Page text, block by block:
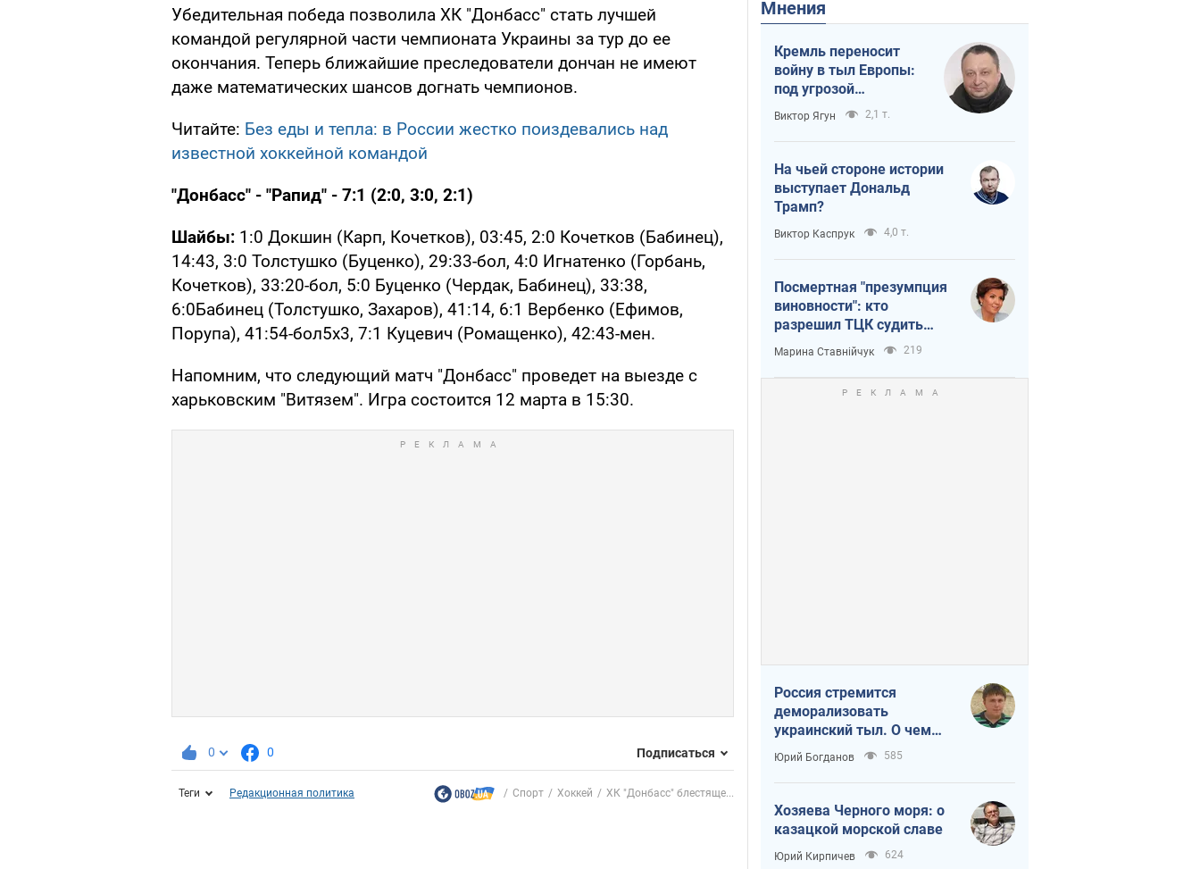
Убедительная победа позволила ХК "Донбасс" стать лучшей
командой регулярной части чемпионата Украины за тур до ее
окончания. Теперь ближайшие преследователи дончан не имеют
даже математических шансов догнать чемпионов.
Читайте: Без еды и тепла: в России жестко поиздевались над
известной хоккейной командой
"Донбасс" - "Рапид" - 7:1 (2:0, 3:0, 2:1)
Шайбы: 1:0 Докшин (Карп, Кочетков), 03:45, 2:0 Кочетков (Бабинец),
14:43, 3:0 Толстушко (Буценко), 29:33-бол, 4:0 Игнатенко (Горбань,
Кочетков), 33:20-бол, 5:0 Буценко (Чердак, Бабинец), 33:38,
6:0Бабинец (Толстушко, Захаров), 41:14, 6:1 Вербенко (Ефимов,
Порупа), 41:54-бол5х3, 7:1 Куцевич (Ромащенко), 42:43-мен.
Напомним, что следующий матч "Донбасс" проведет на выезде с
харьковским "Витязем". Игра состоится 12 марта в 15:30.
0 0 Подписаться
Теги Редакционная политика Спорт Хоккей ХК "Донбасс" блестяще...
Мнения
Кремль переносит
войну в тыл Европы:
под угрозой
критическая
логистика
Виктор Ягун 2,1 т.
На чьей стороне истории
выступает Дональд
Трамп?
Виктор Каспрук 4,0 т.
Посмертная "презумпция
виновности": кто
разрешил ТЦК судить
погибших защитников
Марина Ставнійчук 219
Россия стремится
деморализовать
украинский тыл. О чем
стоит себе напомнить
Юрий Богданов 585
Хозяева Черного моря: о
казацкой морской славе
Юрий Кирпичев 624